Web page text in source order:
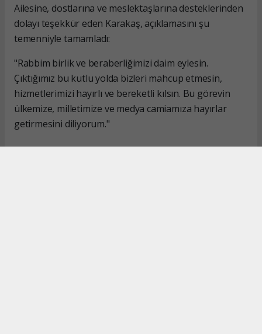
Ailesine, dostlarına ve meslektaşlarına desteklerinden
dolayı teşekkür eden Karakaş, açıklamasını şu
temenniyle tamamladı:
"Rabbim birlik ve beraberliğimizi daim eylesin.
Çıktığımız bu kutlu yolda bizleri mahcup etmesin,
hizmetlerimizi hayırlı ve bereketli kılsın. Bu görevin
ülkemize, milletimize ve medya camiamıza hayırlar
getirmesini diliyorum."